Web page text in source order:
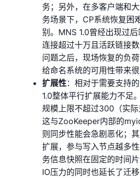
务；另外，在多客户端和
务场景下，CP系统恢复困
别。MNS 1.0曾经出现过
连接超过十万且活跃链接
问题之后，现场恢复的负
给命名系统的可用性带来很
扩展性：相对于需要支持
1.0整体平行扩展能力不足
规模上限不超过300（实际
这与ZooKeeper内部的
则同步性能会急剧恶化；
扩展，参与写入节点越多
务信息快照在固定的时间
IO压力的同时也延长了迁